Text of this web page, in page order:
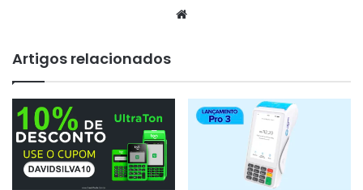
Artigos relacionados